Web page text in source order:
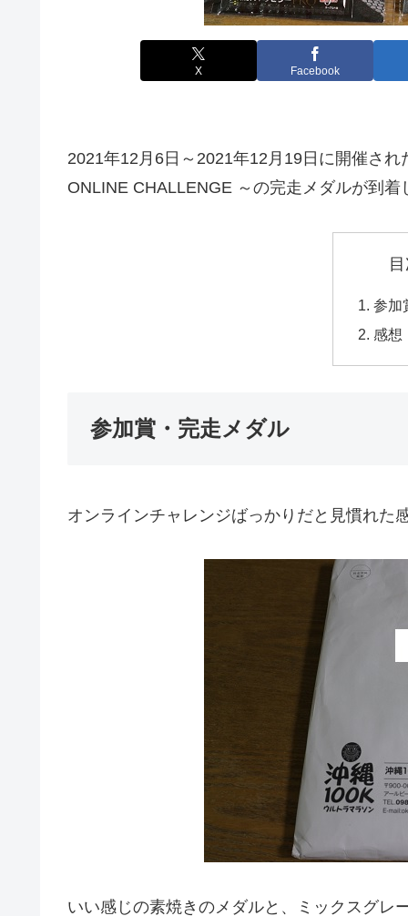
X Facebook
2021年12月6日～2021年12月19日に開催さ
ONLINE CHALLENGE ～の完走メダルが到着
参加
感想
参加賞・完走メダル
オンラインチャレンジばっかりだと見慣れた
いい感じの素焼きのメダルと、ミックスグレ